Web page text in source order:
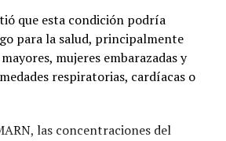
a
con
material íntimo
a su esposa
la
que esta condición podría
para la salud, principalmente
mujeres embarazadas y
respiratorias, cardíacas o
las concentraciones del